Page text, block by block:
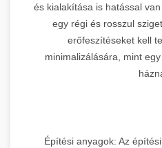
és kialakítása is hatással
egy régi és rosszul
erőfeszítéseket kell
minimalizálására, mint
Építési anyagok: Az